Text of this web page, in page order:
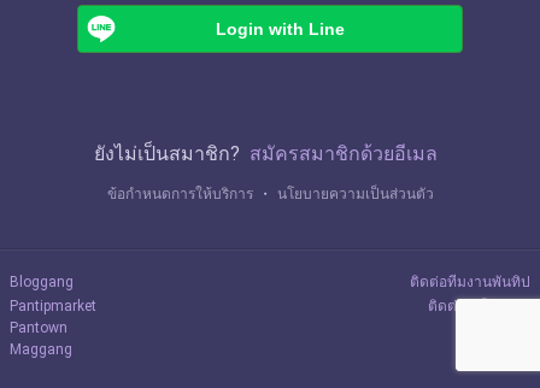
Login with Line
ยังไม่เป็นสมาชิก? สมัครสมาชิกด้วยอีเมล
ข้อกำหนดการให้บริการ ・ นโยบายความเป็นส่วนตัว
Bloggang
Pantipmarket
Pantown
Maggang
ติดต่อทีมงานพันทิป
ติดต่อลงโฆษณา